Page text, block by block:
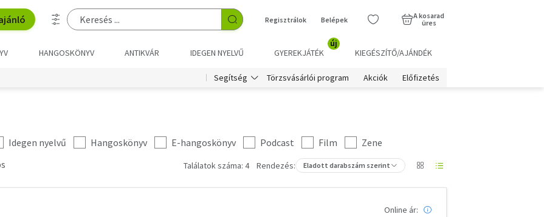
Regisztrálok Belépek
A kosarad
üres
HANGOSKÖNYV ANTIKVÁR IDEGEN NYELVŰ GYEREKJÁTÉK
új
KIEGÉSZÍTŐ/AJÁNDÉK
Segítség Törzsvásárlói program Akciók Előfizetés
Idegen nyelvű Hangoskönyv E-hangoskönyv Podcast Film
Zene
Találatok száma: 4 Rendezés: Eladott darabszám szerint
Online ár: